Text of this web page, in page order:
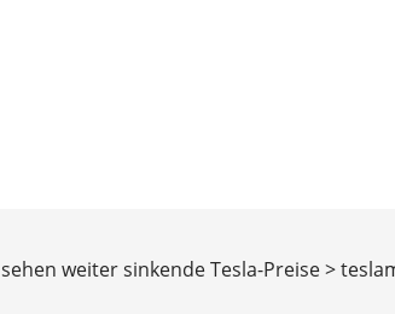
weiter sinkende Tesla-Preise >